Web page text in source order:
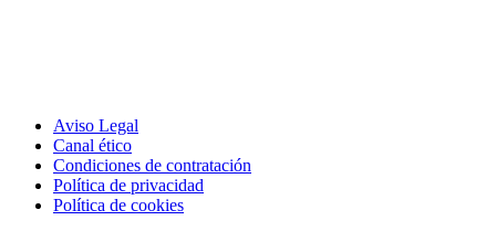
Aviso Legal
Canal ético
Condiciones de contratación
Política de privacidad
Política de cookies